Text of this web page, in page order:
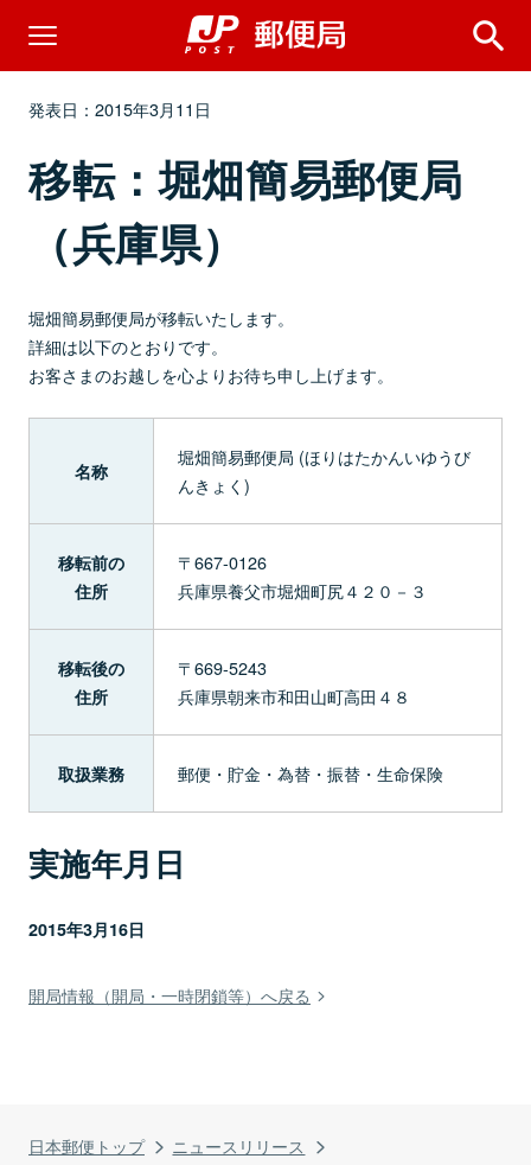
日本郵便トップ
ニュースリリース
発表日：2015年3月11日
移転：堀畑簡易郵便局
（兵庫県）
堀畑簡易郵便局が移転いたします。
詳細は以下のとおりです。
お客さまのお越しを心よりお待ち申し上げます。
名称
堀畑簡易郵便局 (ほりはたかんいゆうび
んきょく)
移転前の
住所
〒667-0126
兵庫県養父市堀畑町尻４２０－３
移転後の
住所
〒669-5243
兵庫県朝来市和田山町高田４８
取扱業務 郵便・貯金・為替・振替・生命保険
実施年月日
2015年3月16日
開局情報（開局・一時閉鎖等）へ戻る